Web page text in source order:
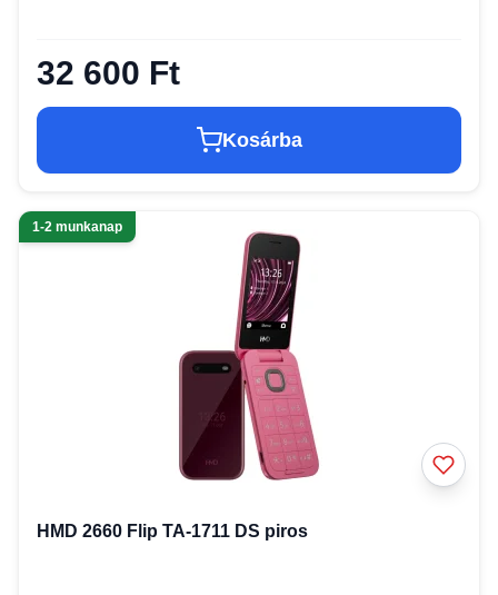
32 600 Ft
Kosárba
1-2 munkanap
HMD 2660 Flip TA-1711 DS piros